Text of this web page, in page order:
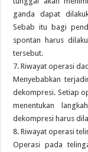
ganda dapat
Sebab itu bagi
spontan harus
tersebut.
7. Riwayat operasi
Menyebabkan
dekompresi. Setiap
menentukan
dekompresi harus
8. Riwayat operasi
Operasi pada